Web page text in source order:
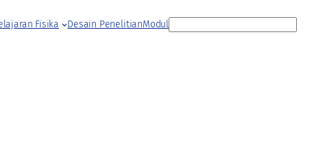
Fisika Desain PenelitianModulS